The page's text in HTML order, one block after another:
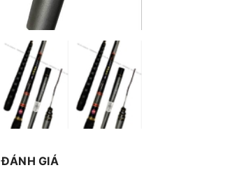
ĐÁNH GIÁ